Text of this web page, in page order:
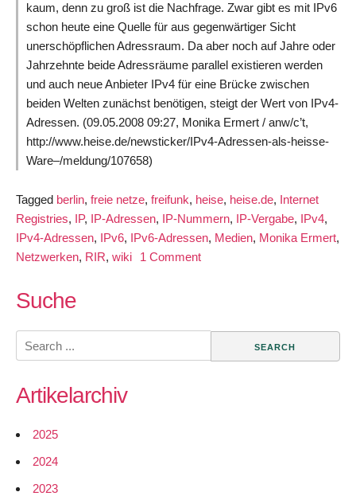
kaum, denn zu groß ist die Nachfrage. Zwar gibt es mit IPv6
schon heute eine Quelle für aus gegenwärtiger Sicht
unerschöpflichen Adressraum. Da aber noch auf Jahre oder
Jahrzehnte beide Adressräume parallel existieren werden
und auch neue Anbieter IPv4 für eine Brücke zwischen
beiden Welten zunächst benötigen, steigt der Wert von IPv4-
Adressen. (09.05.2008 09:27, Monika Ermert / anw/c’t,
http://www.heise.de/newsticker/IPv4-Adressen-als-heisse-
Ware–/meldung/107658)
Tagged berlin, freie netze, freifunk, heise, heise.de, Internet
Registries, IP, IP-Adressen, IP-Nummern, IP-Vergabe, IPv4,
IPv4-Adressen, IPv6, IPv6-Adressen, Medien, Monika Ermert,
Netzwerken, RIR, wiki 1 Commenton
immer
Suche
Search
for:
Artikelarchiv
2025
2024
2023